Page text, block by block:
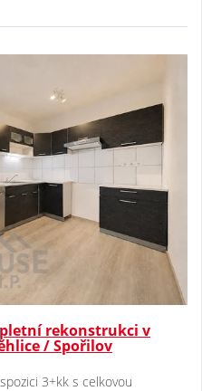
rekonstrukci v
/ Spořilov
3+kk s celkovou